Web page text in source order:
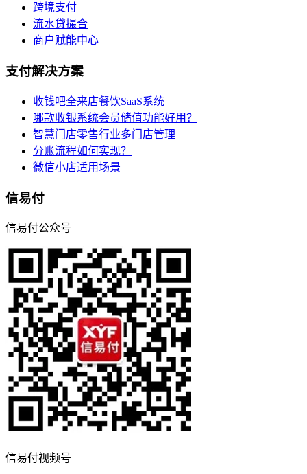
跨境支付
流水贷撮合
商户赋能中心
支付解决方案
收钱吧全来店餐饮SaaS系统
哪款收银系统会员储值功能好用？
智慧门店零售行业多门店管理
分账流程如何实现？
微信小店适用场景
信易付
信易付公众号
信易付视频号